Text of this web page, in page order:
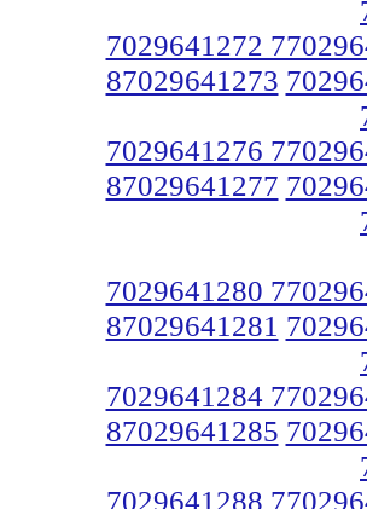
7029641272
87029641273
7029641276
87029641277
7029641280
87029641281
7029641284
87029641285
7029641288